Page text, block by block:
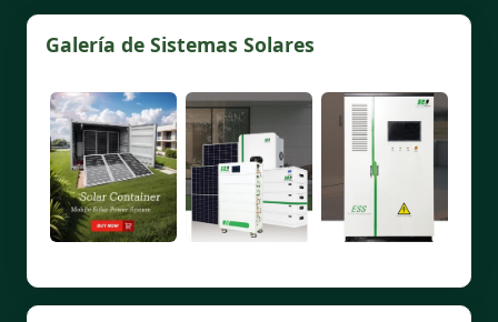
Galería de Sistemas Solares